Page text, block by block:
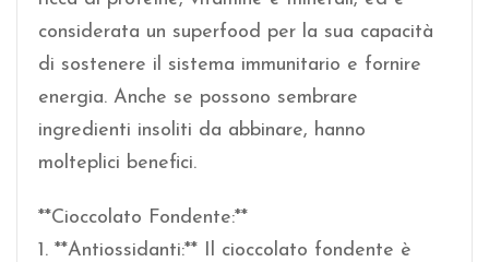
considerata un superfood per la sua capacità
di sostenere il sistema immunitario e fornire
energia. Anche se possono sembrare
ingredienti insoliti da abbinare, hanno
molteplici benefici.
**Cioccolato Fondente:**
1. **Antiossidanti:** Il cioccolato fondente è